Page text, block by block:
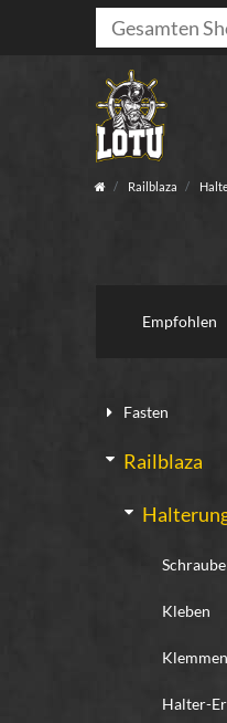
Railblaza
Fasten
Railblaza
Kleben
Klemmen
Halter-